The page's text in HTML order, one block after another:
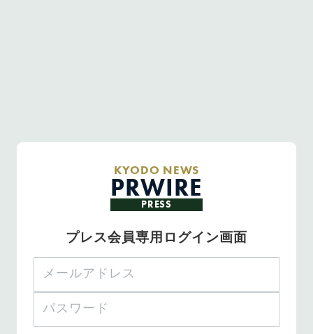
KYODO NEWS
PRWIRE
PRESS
プレス会員専用ログイン画面